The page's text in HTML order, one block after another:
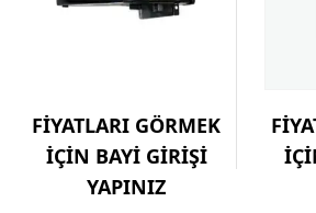
FİYATLARI GÖRMEK
İÇİN BAYİ GİRİŞİ
YAPINIZ